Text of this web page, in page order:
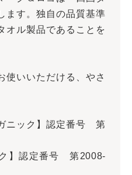
ます。独自の品質基準
オル製品であることを
使いいただける、やさ
ニック】認定番号 第
ク】認定番号 第2008-